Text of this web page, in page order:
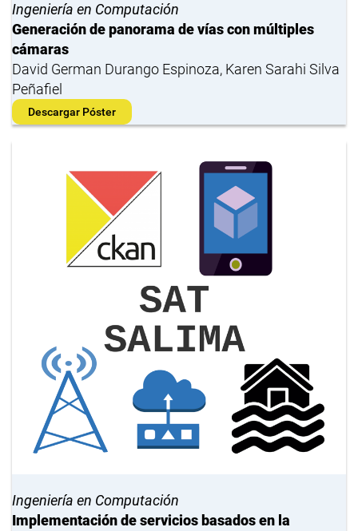
Ingeniería en Computación
Generación de panorama de vías con múltiples
cámaras
David German Durango Espinoza, Karen Sarahi Silva
Peñafiel
Descargar Póster
Ingeniería en Computación
Implementación de servicios basados en la